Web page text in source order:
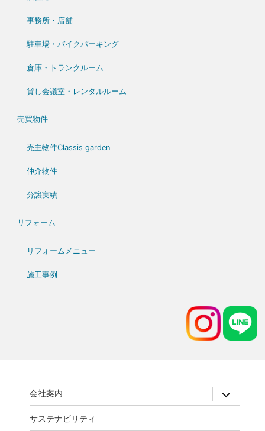
事務所・店舗
駐車場・バイクパーキング
倉庫・トランクルーム
貸し会議室・レンタルルーム
売買物件
売主物件Classis garden
仲介物件
分譲実績
リフォーム
リフォームメニュー
施工事例
会社案内 expand
child
menu
サステナビリティ